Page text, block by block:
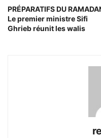
PRÉPARATIFS DU
Le premier ministre Sifi
Ghrieb réunit les walis